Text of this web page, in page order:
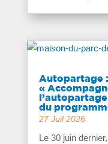
Autopartage
«
du
27 Juil 2026
Le 30 juin